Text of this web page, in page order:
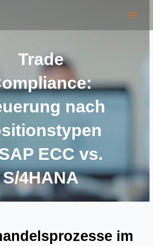
Trade
nach
ECC vs.
S/4HANA
im